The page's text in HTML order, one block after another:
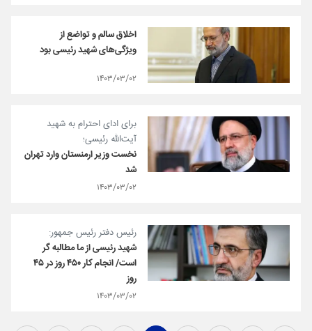
اخلاق سالم و تواضع از
ویژگی‌های شهید رئیسی بود
۱۴۰۳/۰۳/۰۲
برای ادای احترام به شهید
آیت‌الله رئیسی؛
نخست وزیر ارمنستان وارد تهران
شد
۱۴۰۳/۰۳/۰۲
رئیس دفتر رئیس جمهور:
شهید رئیسی از ما مطالبه گر
است/ انجام کار ۴۵۰ روز در ۴۵
روز
۱۴۰۳/۰۳/۰۲